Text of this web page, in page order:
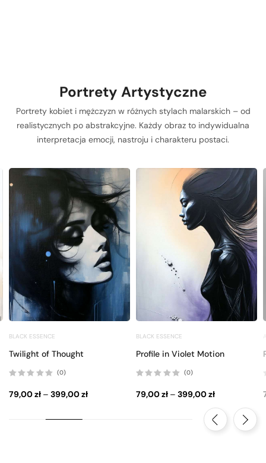
Portrety Artystyczne
Portrety kobiet i mężczyzn w różnych stylach malarskich – od
realistycznych po abstrakcyjne. Każdy obraz to indywidualna
interpretacja emocji, nastroju i charakteru postaci.
BLACK ESSENCE
Twilight of Thought
0
na
(0)
79,00zł – 399,00zł
BLACK ESSENCE
Profile in Violet Motion
0
na
(0)
79,00zł – 399,00zł